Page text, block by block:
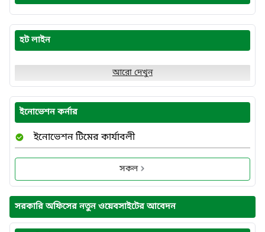
হট লাইন
আরো দেখুন
ইনোভেশন কর্নার
ইনোভেশন টিমের কার্যাবলী
সকল
সরকারি অফিসের নতুন ওয়েবসাইটের আবেদন